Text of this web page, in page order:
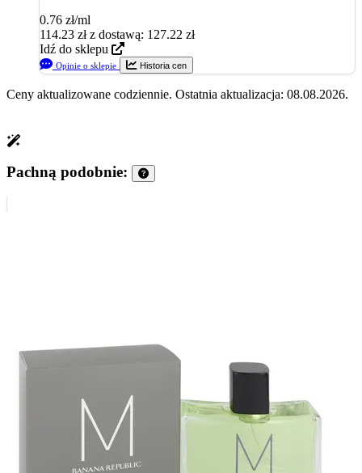
0.76 zł/ml
114.23 zł z dostawą: 127.22 zł
Idź do sklepu
Opinie o sklepie Historia cen
Ceny aktualizowane codziennie. Ostatnia aktualizacja: 08.08.2026.
Pachną podobnie: